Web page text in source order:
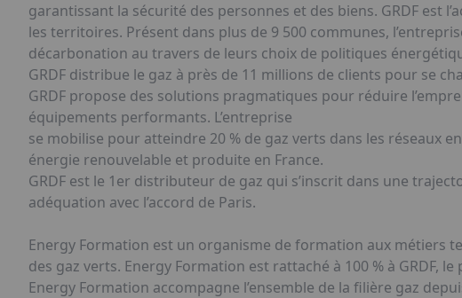
garantissant la sécurité des personnes et des biens. GRDF est
les territoires. Présent dans plus de 9 500 communes,
décarbonation au travers de leurs choix de politiques
GRDF distribue le gaz à près de 11 millions de clients pour se
GRDF propose des solutions pragmatiques pour réduire
équipements performants. L’entreprise
se mobilise pour atteindre 20 % de gaz verts dans les réseaux
énergie renouvelable et produite en France.
GRDF est le 1er distributeur de gaz qui s’inscrit dans une
adéquation avec l’accord de Paris.
Energy Formation est un organisme de formation aux métiers
des gaz verts. Energy Formation est rattaché à 100 % à GRDF,
Energy Formation accompagne l’ensemble de la filière gaz